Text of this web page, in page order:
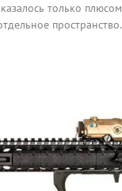
только
пространство.